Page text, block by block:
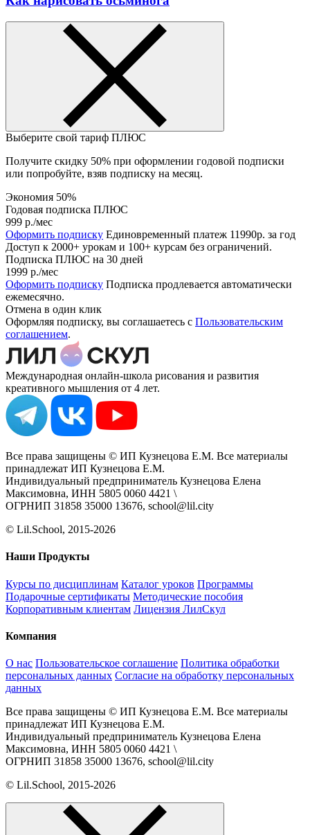
Выберите свой тариф ПЛЮС
Получите скидку 50% при оформлении годовой подписки
или попробуйте, взяв подписку на месяц.
Экономия 50%
Годовая подписка ПЛЮС
999 р./мес
Оформить подписку Единовременный платеж 11990р. за год
Доступ к 2000+ урокам и 100+ курсам без ограничений.
Подписка ПЛЮС на 30 дней
1999 р./мес
Оформить подписку Подписка продлевается автоматически
ежемесячно.
Отмена в один клик
Оформляя подписку, вы соглашаетесь с Пользовательским
соглашением.
Международная онлайн-школа рисования и развития
креативного мышления от 4 лет.
Все права защищены © ИП Кузнецова Е.М. Все материалы
принадлежат ИП Кузнецова Е.М.
Индивидуальный предприниматель Кузнецова Елена
Максимовна, ИНН 5805 0060 4421 \
ОГРНИП 31858 35000 13676, school@lil.city
© Lil.School, 2015‐2026
Наши Продукты
Курсы по дисциплинам Каталог уроков Программы
Подарочные сертификаты Методические пособия
Корпоративным клиентам Лицензия ЛилСкул
Компания
О нас Пользовательское соглашение Политика обработки
персональных данных Согласие на обработку персональных
данных
Все права защищены © ИП Кузнецова Е.М. Все материалы
принадлежат ИП Кузнецова Е.М.
Индивидуальный предприниматель Кузнецова Елена
Максимовна, ИНН 5805 0060 4421 \
ОГРНИП 31858 35000 13676, school@lil.city
© Lil.School, 2015‐2026